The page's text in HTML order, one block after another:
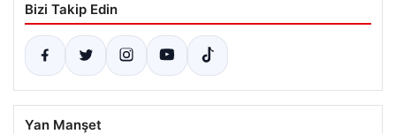
Bizi Takip Edin
Yan Manşet